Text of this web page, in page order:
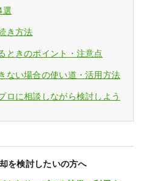
選
き方法
ときのポイント・注意点
ない場合の使い道・活用方法
ロに相談しながら検討しよう
を検討したいの方へ